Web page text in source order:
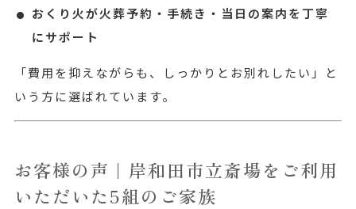
おくり火が火葬予約・手続き・当日の案内を丁寧
にサポート
「費用を抑えながらも、しっかりとお別れしたい」と
いう方に選ばれています。
お客様の声｜岸和田市立斎場をご利用
いただいた5組のご家族